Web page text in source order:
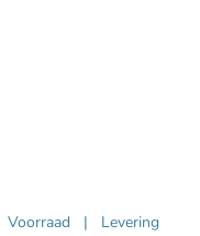
Voorraad | Levering